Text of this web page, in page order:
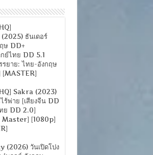
ธันเดอร์
ษ DD+
ย์ไทย DD 5.1
ยาย: ไทย-อังกฤษ
Sakra (2023)
ร้พ่าย [เสียงจีน DD
ย DD 2.0]
Master] [1080p]
(2026) วันเปิดโปง